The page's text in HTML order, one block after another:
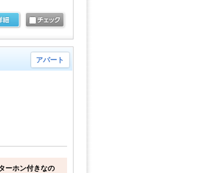
アパート
ーホン付きなの